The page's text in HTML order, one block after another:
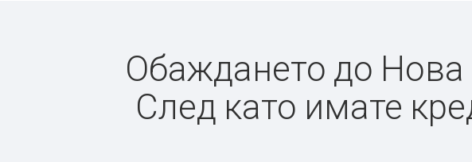
Обаждането до Нова
След като имате